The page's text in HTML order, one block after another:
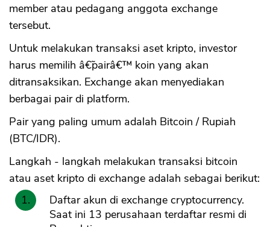
member atau pedagang anggota exchange
tersebut.
Untuk melakukan transaksi aset kripto, investor
harus memilih â€˜pairâ€™ koin yang akan
ditransaksikan. Exchange akan menyediakan
berbagai pair di platform.
Pair yang paling umum adalah Bitcoin / Rupiah
(BTC/IDR).
Langkah - langkah melakukan transaksi bitcoin
atau aset kripto di exchange adalah sebagai berikut:
Daftar akun di exchange cryptocurrency.
Saat ini 13 perusahaan terdaftar resmi di